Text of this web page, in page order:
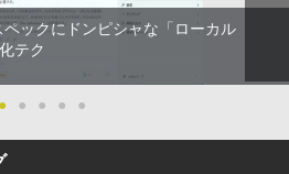
ペックにドンピシャな「ローカル
テク
● ● ● ● ●